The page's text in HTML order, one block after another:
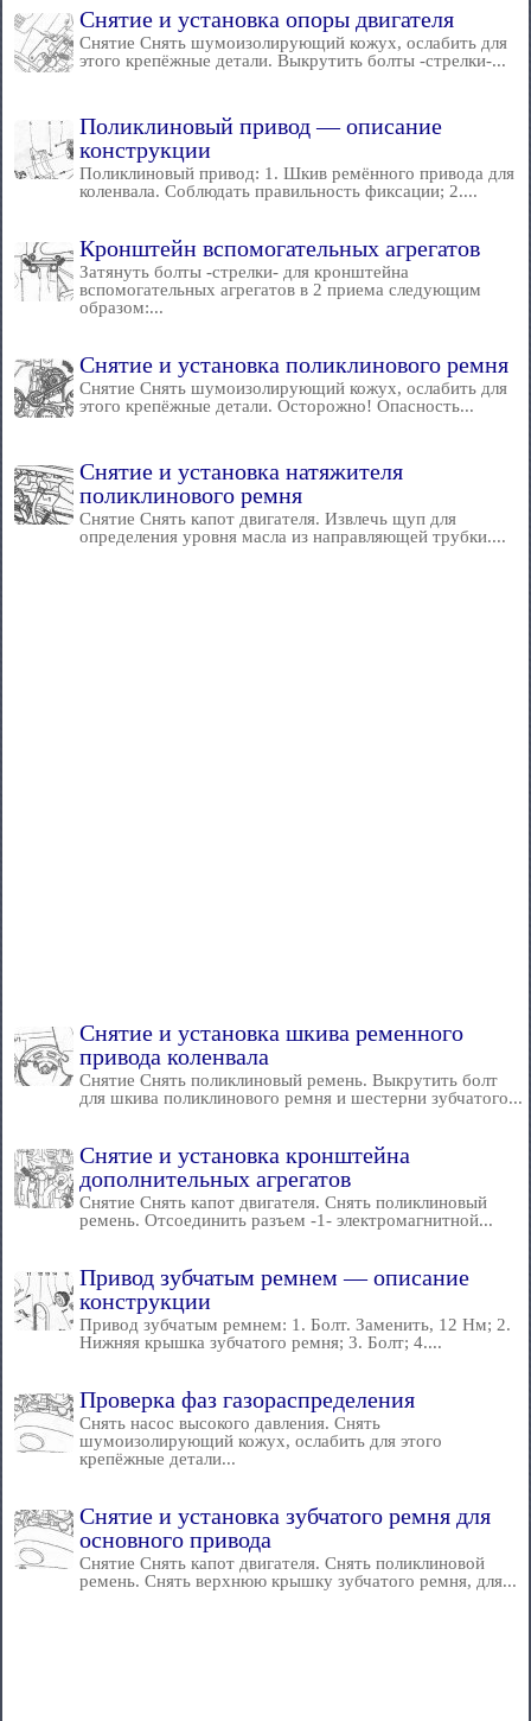
Снятие и установка опоры двигателя
Снятие Снять шумоизолирующий кожух, ослабить для
этого крепёжные детали. Выкрутить болты -стрелки-...
Поликлиновый привод — описание
конструкции
Поликлиновый привод: 1. Шкив ремённого привода для
коленвала. Соблюдать правильность фиксации; 2....
Кронштейн вспомогательных агрегатов
Затянуть болты -стрелки- для кронштейна
вспомогательных агрегатов в 2 приема следующим
образом:...
Снятие и установка поликлинового ремня
Снятие Снять шумоизолирующий кожух, ослабить для
этого крепёжные детали. Осторожно! Опасность...
Снятие и установка натяжителя
поликлинового ремня
Снятие Снять капот двигателя. Извлечь щуп для
определения уровня масла из направляющей трубки....
Снятие и установка шкива ременного
привода коленвала
Снятие Снять поликлиновый ремень. Выкрутить болт
для шкива поликлинового ремня и шестерни зубчатого...
Снятие и установка кронштейна
дополнительных агрегатов
Снятие Снять капот двигателя. Снять поликлиновый
ремень. Отсоединить разъем -1- электромагнитной...
Привод зубчатым ремнем — описание
конструкции
Привод зубчатым ремнем: 1. Болт. Заменить, 12 Нм; 2.
Нижняя крышка зубчатого ремня; 3. Болт; 4....
Проверка фаз газораспределения
Снять насос высокого давления. Снять
шумоизолирующий кожух, ослабить для этого
крепёжные детали...
Снятие и установка зубчатого ремня для
основного привода
Снятие Снять капот двигателя. Снять поликлиновой
ремень. Снять верхнюю крышку зубчатого ремня, для...